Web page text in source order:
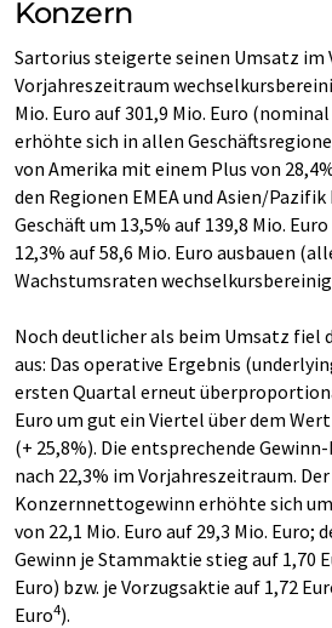
Konzern
Sartorius steigerte seinen Umsatz im
Vorjahreszeitraum
Mio. Euro auf 301,9 Mio. Euro
erhöhte sich in allen
von Amerika mit einem Plus von
den Regionen EMEA und Asien/
Geschäft um 13,5% auf 139,8 Mio.
12,3% auf 58,6 Mio. Euro ausbauen
Wachstumsraten
Noch deutlicher als beim Umsatz fiel
aus: Das operative Ergebnis
ersten Quartal erneut
Euro um gut ein Viertel über dem
(+ 25,8%). Die entsprechende
nach 22,3% im Vorjahreszeitraum.
Konzernnettogewinn erhöhte sich
von 22,1 Mio. Euro auf 29,3 Mio. Euro;
Gewinn je Stammaktie stieg auf 1,70
Euro) bzw. je Vorzugsaktie auf 1,72
Euro4).